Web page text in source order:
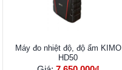
Máy đo nhiệt độ, độ ẩm KIMO
HD50